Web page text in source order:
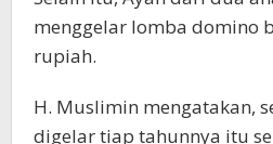
menggelar lomba domino
rupiah.
H. Muslimin mengatakan,
digelar tiap tahunnya itu